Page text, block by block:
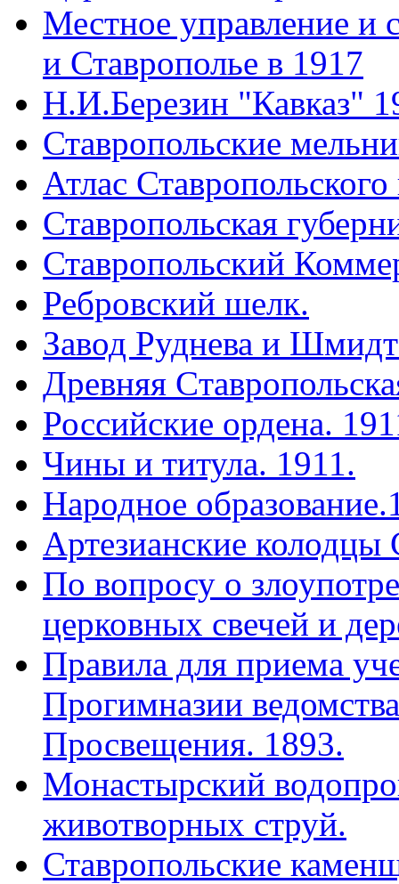
Местное управление и
и Ставрополье в 1917
Н.И.Березин "Кавказ"
Ставропольские
Атлас
Ставропольская
Ставропольский
Ребровский шелк.
Завод Руднева и
Древняя
Российские ордена.
Чины и титула. 1911.
Народное
Артезианские колодцы
По вопросу о
церковных свечей и
Правила для приема
Прогимназии
Просвещения. 1893.
Монастырский
животворных струй.
Ставропольские